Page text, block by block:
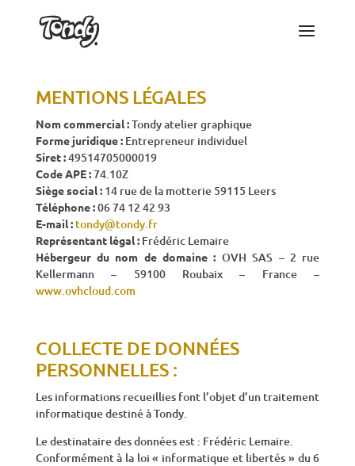
MENTIONS LÉGALES
Nom commercial :Tondy atelier graphique
Forme juridique :Entrepreneur individuel
Siret :49514705000019
Code APE :74.10Z
Siège social :14 rue de la motterie 59115 Leers
Téléphone :06 74 12 42 93
E-mail : tondy@tondy.fr
Représentant légal :Frédéric Lemaire
Hébergeur du nom de domaine : OVH SAS – 2 rue
Kellermann – 59100 Roubaix – France –
www.ovhcloud.com
COLLECTE DE DONNÉES
PERSONNELLES :
Les informations recueillies font l’objet d’un traitement
informatique destiné à Tondy.
Le destinataire des données est : Frédéric Lemaire.
Conformément à la loi « informatique et libertés » du 6